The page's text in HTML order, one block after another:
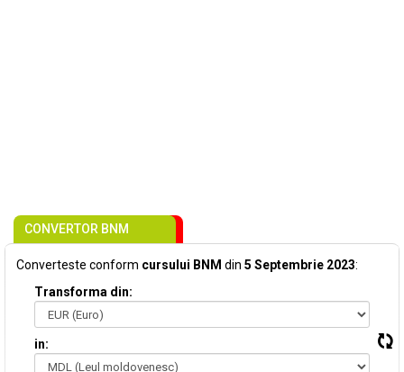
CONVERTOR BNM
Converteste conform cursului BNM din 5 Septembrie 2023:
Transforma din:
in: